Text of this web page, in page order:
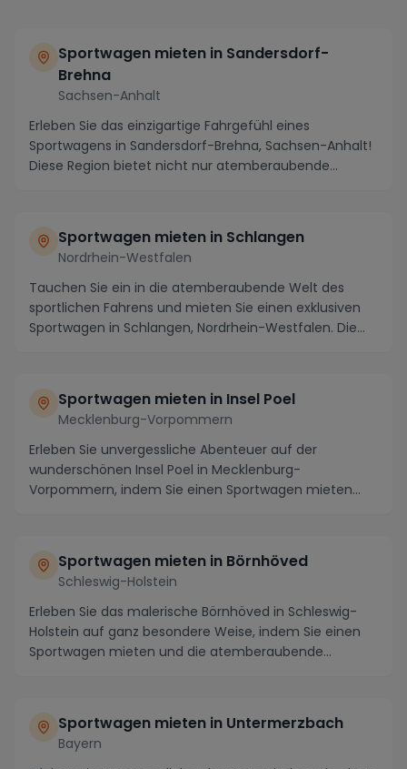
Sportwagen mieten in Sandersdorf-
Brehna
Sachsen-Anhalt
Erleben Sie das einzigartige Fahrgefühl eines
Sportwagens in Sandersdorf-Brehna, Sachsen-Anhalt!
Diese Region bietet nicht nur atemberaubende
Sportwagen mieten in Schlangen
Nordrhein-Westfalen
Tauchen Sie ein in die atemberaubende Welt des
sportlichen Fahrens und mieten Sie einen exklusiven
Sportwagen in Schlangen, Nordrhein-Westfalen. Die
Sportwagen mieten in Insel Poel
Mecklenburg-Vorpommern
Erleben Sie unvergessliche Abenteuer auf der
wunderschönen Insel Poel in Mecklenburg-
Vorpommern, indem Sie einen Sportwagen mieten
Sportwagen mieten in Börnhöved
Schleswig-Holstein
Erleben Sie das malerische Börnhöved in Schleswig-
Holstein auf ganz besondere Weise, indem Sie einen
Sportwagen mieten und die atemberaubende
Sportwagen mieten in Untermerzbach
Bayern